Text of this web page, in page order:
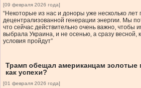
[09 февраля 2026 года]
“Некоторые из нас и доноры уже несколько лет
децентрализованной генерации энергии. Мы
что сейчас действительно очень важно, чтобы
выбрала Украина, и не осенью, а сразу весной,
условия пройдут”
Трамп обещал американцам
как успехи?
[01 февраля 2026 года]